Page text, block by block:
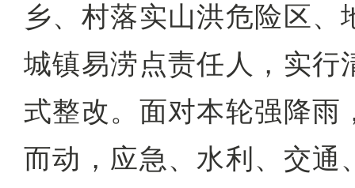
乡、村落实山洪危险区、
城镇易涝点责任人，实行
式整改。面对本轮强降雨
而动，应急、水利、交通